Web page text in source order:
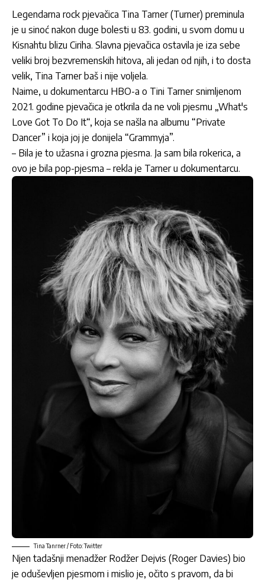
Legendarna rock pjevačica Tina Tarner (Turner) preminula
je u sinoć nakon duge bolesti u 83. godini, u svom domu u
Kisnahtu blizu Ciriha. Slavna pjevačica ostavila je iza sebe
veliki broj bezvremenskih hitova, ali jedan od njih, i to dosta
velik, Tina Tarner baš i nije voljela.
Naime, u dokumentarcu HBO-a o Tini Tarner snimljenom
2021. godine pjevačica je otkrila da ne voli pjesmu „What's
Love Got To Do It“, koja se našla na albumu “Private
Dancer” i koja joj je donijela “Grammyja”.
– Bila je to užasna i grozna pjesma. Ja sam bila rokerica, a
ovo je bila pop-pjesma – rekla je Tarner u dokumentarcu.
Tina Tanrner / Foto: Twitter
Njen tadašnji menadžer Rodžer Dejvis (Roger Davies) bio
je oduševljen pjesmom i mislio je, očito s pravom, da bi